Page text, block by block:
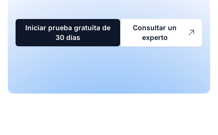
Iniciar prueba gratuita de
30 días
Consultar un
experto